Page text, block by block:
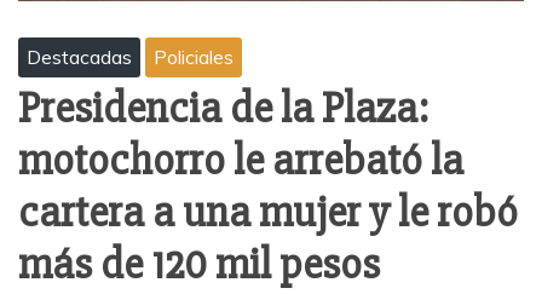
Destacadas Policiales
Presidencia de la Plaza:
motochorro le arrebató la
cartera a una mujer y le robó
más de 120 mil pesos